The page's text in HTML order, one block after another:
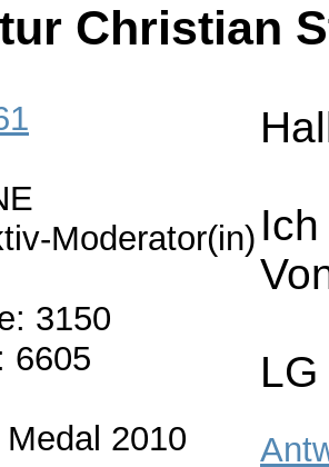
Christian
Moderator(in)
3150
6605